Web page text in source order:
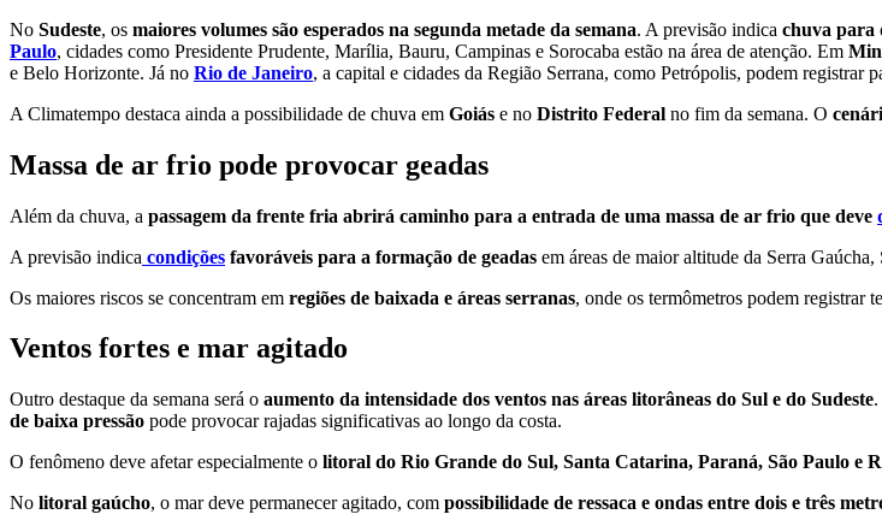
No Sudeste, os maiores volumes são esperados na segunda metade da semana. A previsão indica chuva para
Paulo, cidades como Presidente Prudente, Marília, Bauru, Campinas e Sorocaba estão na área de atenção. Em
e Belo Horizonte. Já no Rio de Janeiro, a capital e cidades da Região Serrana, como Petrópolis, podem registrar
A Climatempo destaca ainda a possibilidade de chuva em Goiás e no Distrito Federal no fim da semana. O
Massa de ar frio pode provocar geadas
Além da chuva, a passagem da frente fria abrirá caminho para a entrada de uma massa de ar frio que deve
A previsão indica condições favoráveis para a formação de geadas em áreas de maior altitude da Serra
Os maiores riscos se concentram em regiões de baixada e áreas serranas, onde os termômetros podem registrar
Ventos fortes e mar agitado
Outro destaque da semana será o aumento da intensidade dos ventos nas áreas litorâneas do Sul e do Sudeste
de baixa pressão pode provocar rajadas significativas ao longo da costa.
O fenômeno deve afetar especialmente o litoral do Rio Grande do Sul, Santa Catarina, Paraná, São Paulo e
No litoral gaúcho, o mar deve permanecer agitado, com possibilidade de ressaca e ondas entre dois e três